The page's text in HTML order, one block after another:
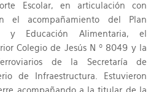
Escolar, en articulación con
el acompañamiento del Plan
y Educación Alimentaria, el
Colegio de Jesús N º 8049 y la
de la Secretaría de
de Infraestructura. Estuvieron